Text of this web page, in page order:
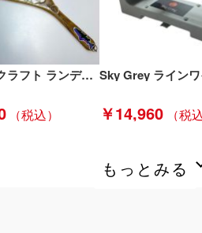
KAハンドクラフト ランディングネット KAハンドクラフト Bランク
￥14,960
もっとみる